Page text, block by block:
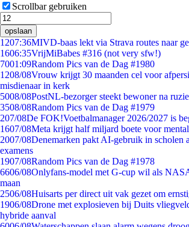
Scrollbar gebruiken
opslaan
1207:36MIVD-baas lekt via Strava routes naar
1606:35VrijMiBabes #316 (not very sfw!)
7001:09Random Pics van de Dag #1980
1208/08Vrouw krijgt 30 maanden cel voor
misdienaar in kerk
5008/08PostNL-bezorger steekt bewoner na
3508/08Random Pics van de Dag #1979
207/08De FOK!Voetbalmanager 2026/2027 is
1607/08Meta krijgt half miljard boete voor
2007/08Denemarken pakt AI-gebruik in scholen
examens
1907/08Random Pics van de Dag #1978
6606/08Onlyfans-model met G-cup wil als
maan
2506/08Huisarts per direct uit vak gezet om
1906/08Drone met explosieven bij Duits
hybride aanval